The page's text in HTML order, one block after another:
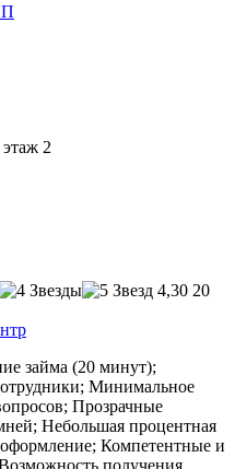
2
4,30 20
займа (20 минут);
Минимальное
Прозрачные
Небольшая процентная
Компетентные и